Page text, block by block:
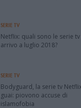
SERIE TV
Netflix: quali sono le serie tv
arrivo a luglio 2018?
SERIE TV
Bodyguard, la serie tv
guai: piovono accuse di
islamofobia